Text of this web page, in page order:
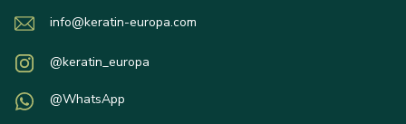
info@keratin-europa.com
@keratin_europa
@WhatsApp